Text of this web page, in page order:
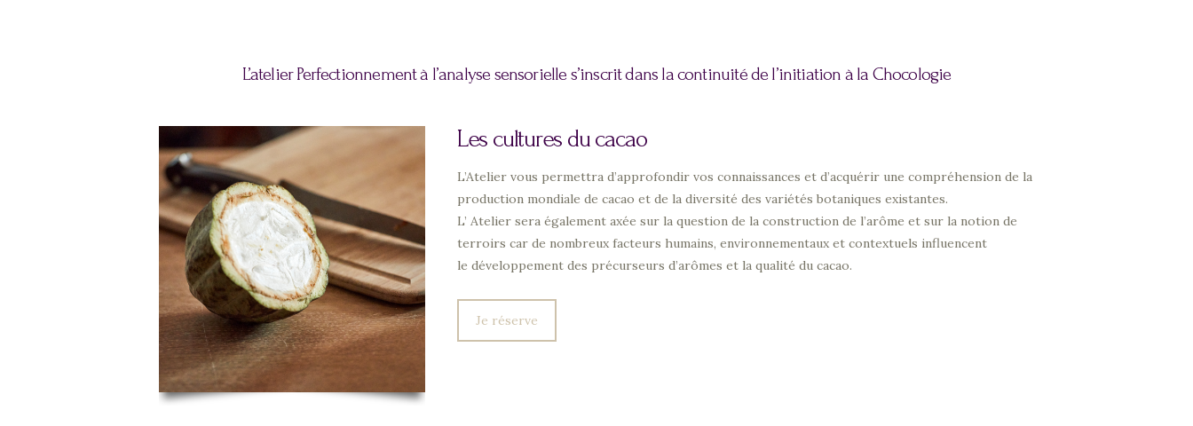
L’atelier Perfectionnement à l’analyse sensorielle s’inscrit dans la continuité de l’initiation à la Chocologie
Les cultures du cacao
L’Atelier vous permettra d’approfondir vos connaissances et d’acquérir une compréhension de la
production mondiale de cacao et de la diversité des variétés botaniques existantes.
L’ Atelier sera également axée sur la question de la construction de l’arôme et sur la notion de
terroirs car de nombreux facteurs humains, environnementaux et contextuels influencent
le développement des précurseurs d’arômes et la qualité du cacao.
Je réserve